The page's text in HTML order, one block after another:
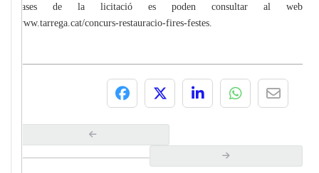
bases de la licitació es poden consultar al web
www.tarrega.cat/concurs-restauracio-fires-festes.